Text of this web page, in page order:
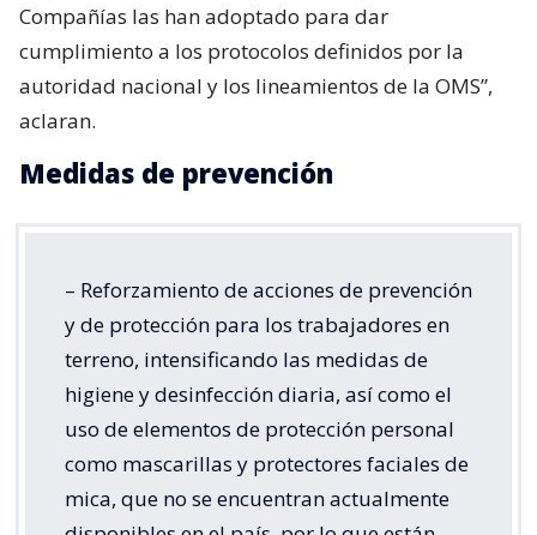
Compañías las han adoptado para dar
cumplimiento a los protocolos definidos por la
autoridad nacional y los lineamientos de la OMS”,
aclaran.
Medidas de prevención
– Reforzamiento de acciones de prevención
y de protección para los trabajadores en
terreno, intensificando las medidas de
higiene y desinfección diaria, así como el
uso de elementos de protección personal
como mascarillas y protectores faciales de
mica, que no se encuentran actualmente